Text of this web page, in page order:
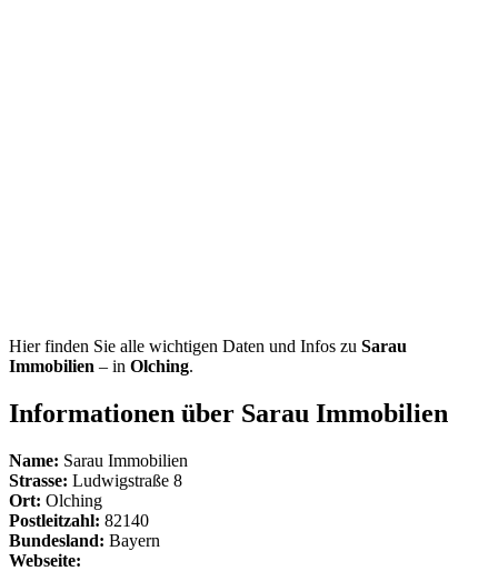
Hier finden Sie alle wichtigen Daten und Infos zu Sarau
Immobilien – in Olching.
Informationen über Sarau Immobilien
Name: Sarau Immobilien
Strasse: Ludwigstraße 8
Ort: Olching
Postleitzahl: 82140
Bundesland: Bayern
Webseite: